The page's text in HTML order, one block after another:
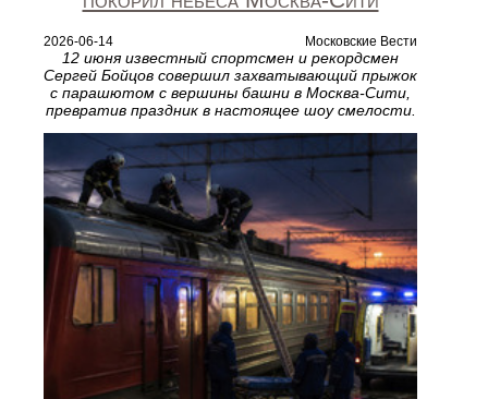
2026-06-14 Московские Вести
12 июня известный спортсмен и рекордсмен
Сергей Бойцов совершил захватывающий прыжок
с парашютом с вершины башни в Москва‑Сити,
превратив праздник в настоящее шоу смелости.